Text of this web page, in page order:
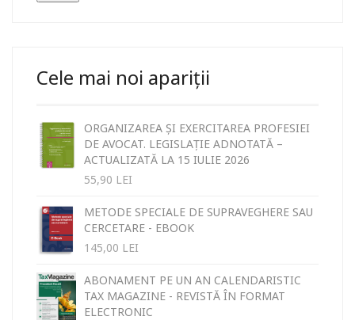
Cele mai noi apariții
ORGANIZAREA ȘI EXERCITAREA PROFESIEI
DE AVOCAT. LEGISLAȚIE ADNOTATĂ –
ACTUALIZATĂ LA 15 IULIE 2026
55,90 LEI
METODE SPECIALE DE SUPRAVEGHERE SAU
CERCETARE - EBOOK
145,00 LEI
ABONAMENT PE UN AN CALENDARISTIC
TAX MAGAZINE - REVISTĂ ÎN FORMAT
ELECTRONIC